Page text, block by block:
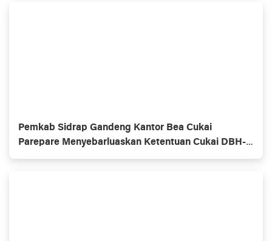
Pemkab Sidrap Gandeng Kantor Bea Cukai
Parepare Menyebarluaskan Ketentuan Cukai DBH-
CHT